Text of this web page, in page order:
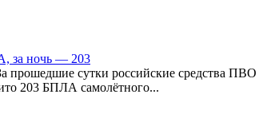
за ночь — 203
сутки российские средства ПВО
203 БПЛА самолётного...